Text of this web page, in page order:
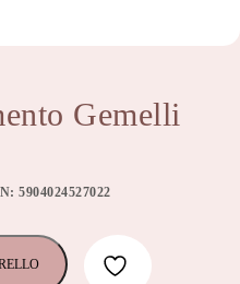
Gemelli
5904024527022